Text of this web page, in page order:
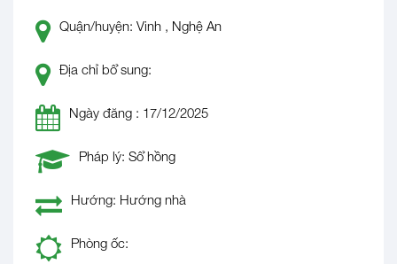
Quận/huyện: Vinh , Nghệ An
Địa chỉ bổ sung:
Ngày đăng : 17/12/2025
Pháp lý: Sổ hồng
Hướng: Hướng nhà
Phòng ốc: